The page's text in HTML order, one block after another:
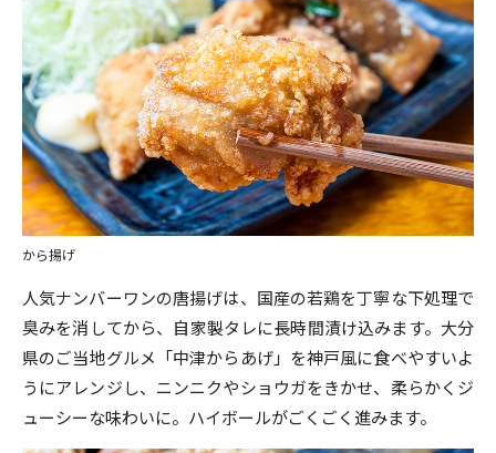
から揚げ
人気ナンバーワンの唐揚げは、国産の若鶏を丁寧な下処理で
臭みを消してから、自家製タレに長時間漬け込みます。大分
県のご当地グルメ「中津からあげ」を神戸風に食べやすいよ
うにアレンジし、ニンニクやショウガをきかせ、柔らかくジ
ューシーな味わいに。ハイボールがごくごく進みます。